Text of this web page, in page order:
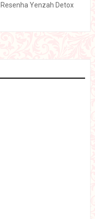
Resenha Yenzah Detox